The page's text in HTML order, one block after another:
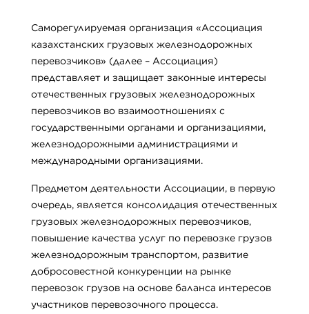
Саморегулируемая организация «Ассоциация
казахстанских грузовых железнодорожных
перевозчиков» (далее – Ассоциация)
представляет и защищает законные интересы
отечественных грузовых железнодорожных
перевозчиков во взаимоотношениях с
государственными органами и организациями,
железнодорожными администрациями и
международными организациями.
Предметом деятельности Ассоциации, в первую
очередь, является консолидация отечественных
грузовых железнодорожных перевозчиков,
повышение качества услуг по перевозке грузов
железнодорожным транспортом, развитие
добросовестной конкуренции на рынке
перевозок грузов на основе баланса интересов
участников перевозочного процесса.